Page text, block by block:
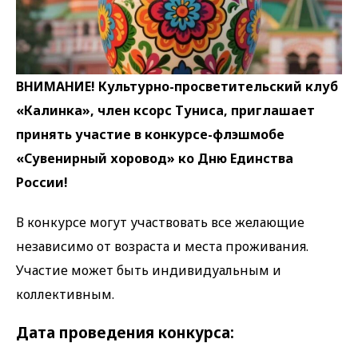
ВНИМАНИЕ! Культурно-просветительский клуб
«Калинка», член ксорс Туниса, приглашает
принять участие в конкурсе-флэшмобе
«Сувенирный хоровод» ко Дню Единства
России!
В конкурсе могут участвовать все желающие
независимо от возраста и места проживания.
Участие может быть индивидуальным и
коллективным.
Дата проведения конкурса: